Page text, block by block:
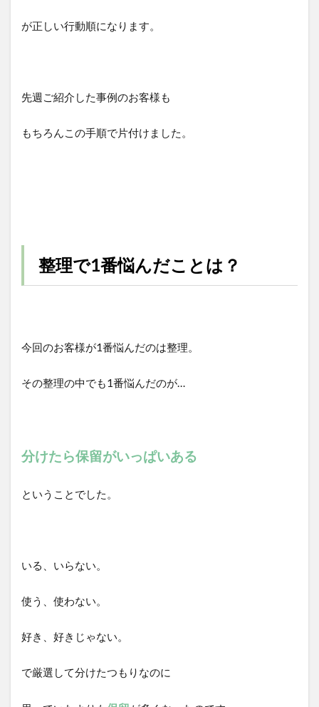
が正しい行動順になります。
先週ご紹介した事例のお客様も
もちろんこの手順で片付けました。
整理で1番悩んだことは？
今回のお客様が1番悩んだのは整理。
その整理の中でも1番悩んだのが…
分けたら保留がいっぱいある
ということでした。
いる、いらない。
使う、使わない。
好き、好きじゃない。
で厳選して分けたつもりなのに